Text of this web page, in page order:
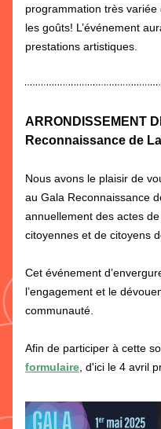
programmation très
les goûts! L’événement
prestations artistiques.
ARRONDISSEMENT
Reconnaissance de
Nous avons le plaisir de
au Gala Reconnaissance
annuellement des actes
citoyennes et de citoyens
Cet événement
l’engagement et le
communauté.
formulaire , d'ici le 4 avril